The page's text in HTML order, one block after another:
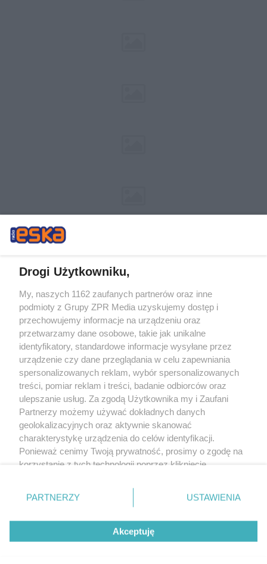
Żaden utwór zamieszczony w serwisie nie może być powielany i
rozpowszechniany lub dalej rozpowszechniany w jakikolwiek sposób (w
tym także elektroniczny lub mechaniczny) na jakimkolwiek polu
eksploatacji w jakiejkolwiek formie, włącznie z umieszczaniem w Internecie
bez pisemnej zgody właściciela praw. Jakiekolwiek użycie lub
wykorzystanie utworów w całości lub w części z naruszeniem prawa, tzn.
bez właściwej zgody, jest zabronione pod groźbą kary i może być ścigane
prawnie.
O nas
Drogi Użytkowniku,
My, naszych 1162 zaufanych partnerów oraz inne
podmioty z Grupy ZPR Media uzyskujemy dostęp i
przechowujemy informacje na urządzeniu oraz
przetwarzamy dane osobowe, takie jak unikalne
identyfikatory, standardowe informacje wysyłane przez
urządzenie czy dane przeglądania w celu zapewniania
spersonalizowanych reklam, wybór spersonalizowanych
treści, pomiar reklam i treści, badanie odbiorców oraz
ulepszanie usług. Za zgodą Użytkownika my i Zaufani
Partnerzy możemy używać dokładnych danych
geolokalizacyjnych oraz aktywnie skanować
charakterystykę urządzenia do celów identyfikacji.
Ponieważ cenimy Twoją prywatność, prosimy o zgodę na
korzystanie z tych technologii poprzez kliknięcie
zmienić/wycofać klikając przycisk ustawień prywatności
znajdujący się w lewym dolnym rogu strony
rodzaje przetwarzania danych nie wymagają zgody
użytkownika, ale masz prawo sprzeciwić się takiemu
przetwarzaniu. Preferencje będą miały zastosowanie tylko
PARTNERZY USTAWIENIA
Akceptuję